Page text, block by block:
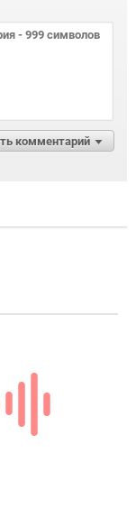
комментарий